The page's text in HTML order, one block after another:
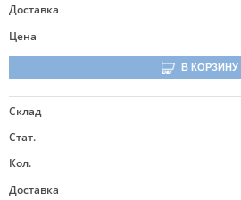
Доставка
Цена
В КОРЗИНУ
Склад
Стат.
Кол.
Доставка